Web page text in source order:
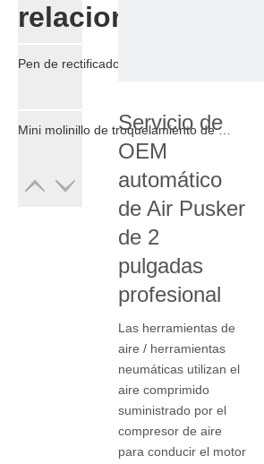
relacionados
Mini molinillo de troquelamiento de aire de alta velocidad para el motor de lijado de metal de metal bolígrafo
Servicio de
OEM
automático
de Air Pusker
de 2
pulgadas
profesional
Las herramientas de
aire / herramientas
neumáticas utilizan el
aire comprimido
suministrado por el
compresor de aire
para conducir el motor